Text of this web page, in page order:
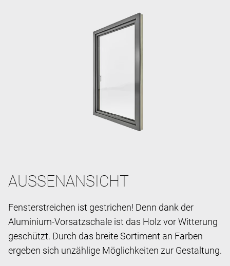
AUSSENANSICHT
Fensterstreichen ist gestrichen! Denn dank der
Aluminium-Vorsatzschale ist das Holz vor Witterung
geschützt. Durch das breite Sortiment an Farben
ergeben sich unzählige Möglichkeiten zur Gestaltung.